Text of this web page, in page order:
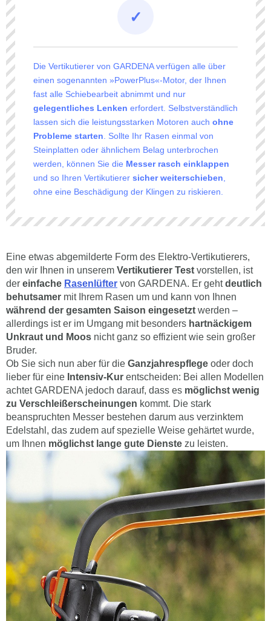
Die Vertikutierer von GARDENA verfügen alle über
einen sogenannten »PowerPlus«-Motor, der Ihnen
fast alle Schiebearbeit abnimmt und nur
gelegentliches Lenken erfordert. Selbstverständlich
lassen sich die leistungsstarken Motoren auch ohne
Probleme starten. Sollte Ihr Rasen einmal von
Steinplatten oder ähnlichem Belag unterbrochen
werden, können Sie die Messer rasch einklappen
und so Ihren Vertikutierer sicher weiterschieben,
ohne eine Beschädigung der Klingen zu riskieren.
Eine etwas abgemilderte Form des Elektro-Vertikutierers,
den wir Ihnen in unserem Vertikutierer Test vorstellen, ist
der einfache Rasenlüfter von GARDENA. Er gehtdeutlich
behutsamer mit Ihrem Rasen um und kann von Ihnen
während der gesamten Saison eingesetzt werden –
allerdings ist er im Umgang mit besonders hartnäckigem
Unkraut und Moos nicht ganz so effizient wie sein großer
Bruder.
Ob Sie sich nun aber für die Ganzjahrespflege oder doch
lieber für eine Intensiv-Kur entscheiden: Bei allen Modellen
achtet GARDENA jedoch darauf, dass es möglichst wenig
zu Verschleißerscheinungen kommt. Die stark
beanspruchten Messer bestehen darum aus verzinktem
Edelstahl, das zudem auf spezielle Weise gehärtet wurde,
um Ihnen möglichst lange gute Dienste zu leisten.